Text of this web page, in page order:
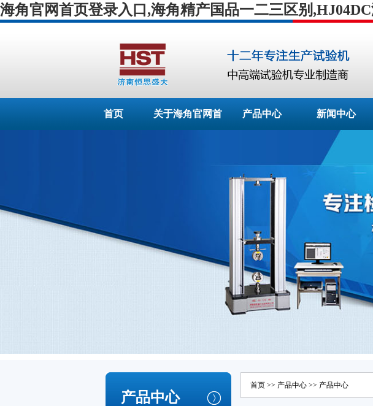
海角官网首页登录入口,海角精产国品一二三区别
首页 关于海角官网首 产品中心 新闻中心
产品中心
首页 >> 产品中心 >> 产品中心